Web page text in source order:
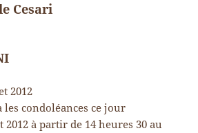
Cesari
2012
condoléances ce jour
à partir de 14 heures 30 au